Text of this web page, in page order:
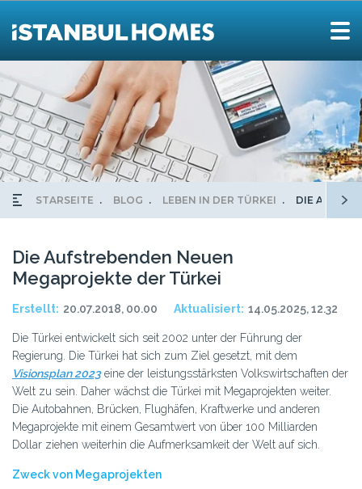
STARSEITE BLOG LEBEN IN DER TÜRKEI DIE
Die Aufstrebenden Neuen
Megaprojekte der Türkei
Erstellt: 20.07.2018, 00.00 Aktualisiert: 14.05.2025, 12.32
Die Türkei entwickelt sich seit 2002 unter der Führung der
Regierung. Die Türkei hat sich zum Ziel gesetzt, mit dem
Visionsplan 2023eine der leistungsstärksten Volkswirtschaften der
Welt zu sein. Daher wächst die Türkei mit Megaprojekten weiter.
Die Autobahnen, Brücken, Flughäfen, Kraftwerke und anderen
Megaprojekte mit einem Gesamtwert von über 100 Milliarden
Dollar ziehen weiterhin die Aufmerksamkeit der Welt auf sich.
Zweck von Megaprojekten